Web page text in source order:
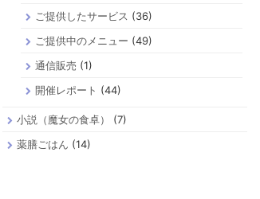
ご提供したサービス (36)
ご提供中のメニュー (49)
通信販売 (1)
開催レポート (44)
小説（魔女の食卓）
(7)
薬膳ごはん (14)